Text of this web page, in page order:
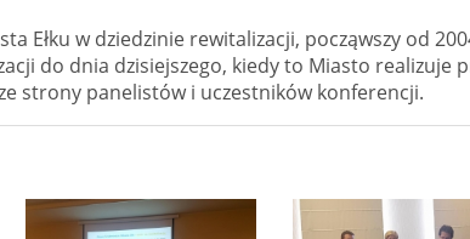
Ełku w dziedzinie rewitalizacji, począwszy od
do dnia dzisiejszego, kiedy to Miasto realizuje
strony panelistów i uczestników konferencji.